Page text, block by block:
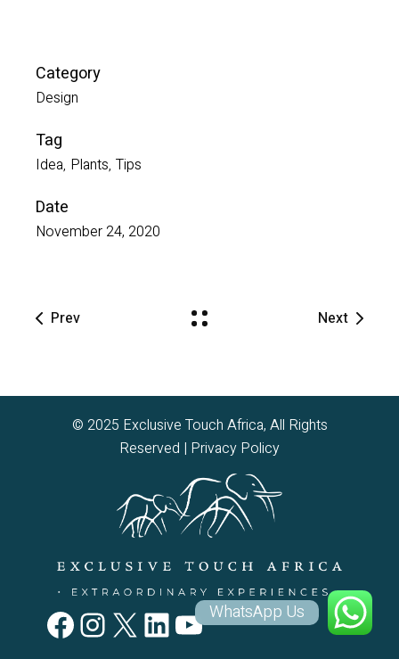
Category
Design
Tag
Idea Plants Tips
Date
November 24, 2020
Prev Next
© 2025 Exclusive Touch Africa, All Rights
Reserved | Privacy Policy
WhatsApp Us